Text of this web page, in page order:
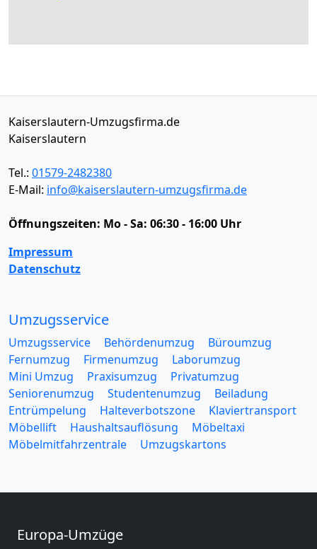
Kaiserslautern-Umzugsfirma.de
Kaiserslautern
Tel.: 01579-2482380
E-Mail: info@kaiserslautern-umzugsfirma.de
Öffnungszeiten: Mo - Sa: 06:30 - 16:00 Uhr
Impressum
Datenschutz
Umzugsservice
Umzugsservice Behördenumzug
Büroumzug
Fernumzug
Firmenumzug
Laborumzug
Mini Umzug
Praxisumzug
Privatumzug
Seniorenumzug
Studentenumzug
Beiladung
Entrümpelung
Halteverbotszone
Klaviertransport
Möbellift
Haushaltsauflösung
Möbeltaxi
Möbelmitfahrzentrale
Umzugskartons
Europa-Umzüge